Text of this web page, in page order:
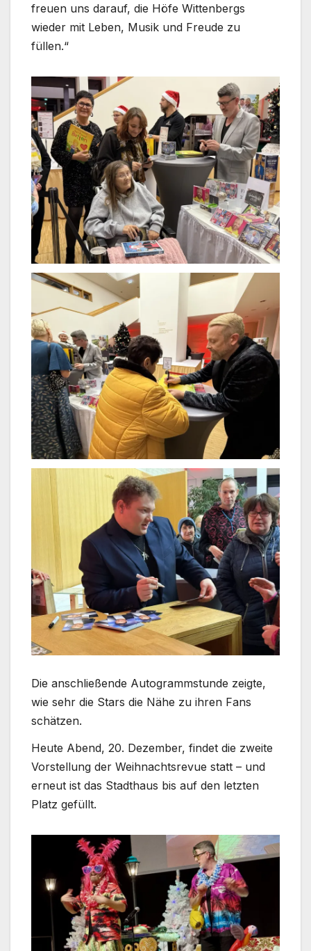
freuen uns darauf, die Höfe Wittenbergs
wieder mit Leben, Musik und Freude zu
füllen.“
Die anschließende Autogrammstunde zeigte,
wie sehr die Stars die Nähe zu ihren Fans
schätzen.
Heute Abend, 20. Dezember, findet die zweite
Vorstellung der Weihnachtsrevue statt – und
erneut ist das Stadthaus bis auf den letzten
Platz gefüllt.